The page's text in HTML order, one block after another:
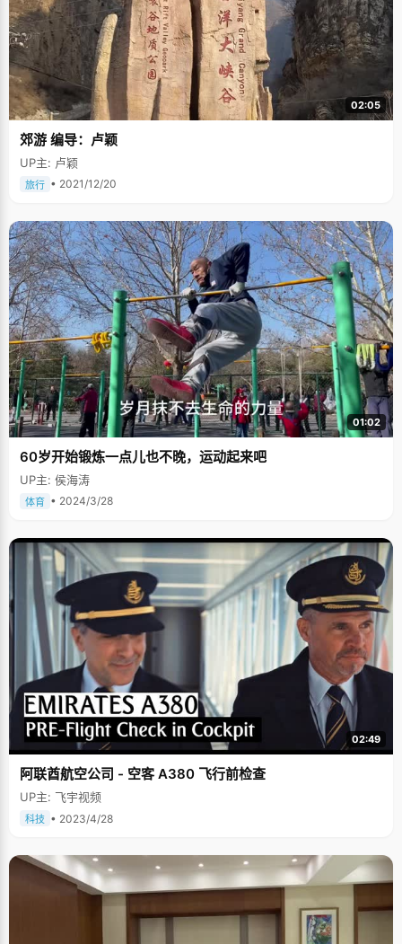
02:05
郊游 编导：卢颖
UP主: 卢颖
旅行 • 2021/12/20
01:02
60岁开始锻炼一点儿也不晚，运动起来吧
UP主: 侯海涛
体育 • 2024/3/28
02:49
阿联酋航空公司 - 空客 A380 飞行前检查
UP主: 飞宇视频
科技 • 2023/4/28